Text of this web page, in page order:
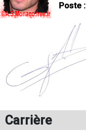
Poste :
Carrière